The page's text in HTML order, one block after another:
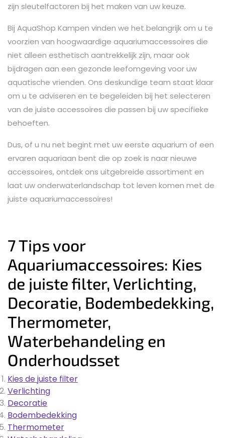
zijn sleutelfactoren bij het maken van uw keuze.
Bij AquaShop Kampen vinden we het belangrijk om u te
voorzien van hoogwaardige aquariumaccessoires die
niet alleen esthetisch aantrekkelijk zijn, maar ook
bijdragen aan een gezonde leefomgeving voor uw
aquatische vrienden. Ons deskundige team staat klaar
om u te adviseren en te begeleiden bij het selecteren
van de juiste accessoires die passen bij uw specifieke
behoeften.
Dus, of u nu net begint met uw eerste aquarium of een
ervaren aquariaan bent die op zoek is naar nieuwe
accessoires, ontdek ons uitgebreide assortiment en
laat uw onderwaterlandschap tot leven komen met de
juiste aquariumaccessoires!
7 Tips voor
Aquariumaccessoires: Kies
de juiste filter, Verlichting,
Decoratie, Bodembedekking,
Thermometer,
Waterbehandeling en
Onderhoudsset
Kies de juiste filter
Verlichting
Decoratie
Bodembedekking
Thermometer